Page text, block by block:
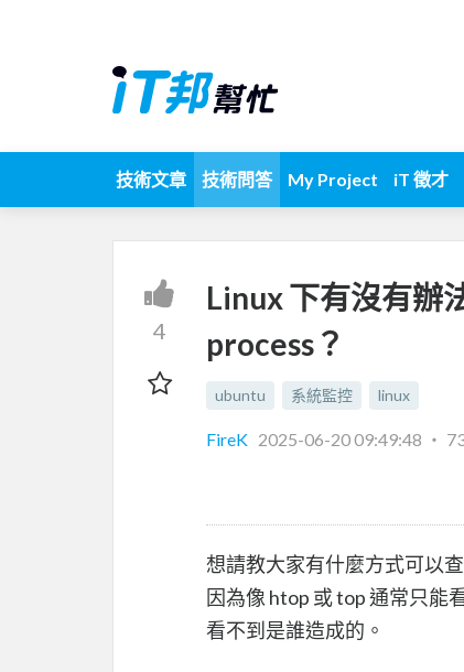
技術文章 技術問答 My Project iT 徵才
4
Linux 下有沒有辦
process？
ubuntu 系統監控 linux
FireK 2025-06-20 09:49:48 ‧
想請教大家有什麼方式可以
因為像 htop 或 top 通常只能
看不到是誰造成的。